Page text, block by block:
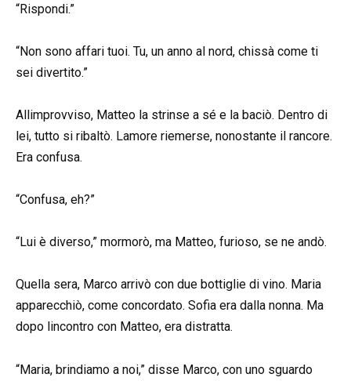
“Rispondi.”
“Non sono affari tuoi. Tu, un anno al nord, chissà come ti
sei divertito.”
Allimprovviso, Matteo la strinse a sé e la baciò. Dentro di
lei, tutto si ribaltò. Lamore riemerse, nonostante il rancore.
Era confusa.
“Confusa, eh?”
“Lui è diverso,” mormorò, ma Matteo, furioso, se ne andò.
Quella sera, Marco arrivò con due bottiglie di vino. Maria
apparecchiò, come concordato. Sofia era dalla nonna. Ma
dopo lincontro con Matteo, era distratta.
“Maria, brindiamo a noi,” disse Marco, con uno sguardo